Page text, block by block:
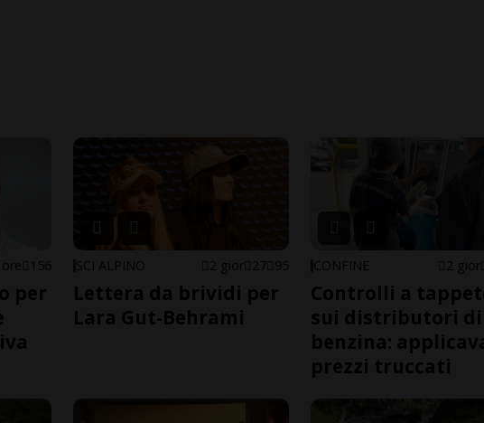
ore 156
per
SCI ALPINO 2 gior 27 95
Lettera da brividi per
Lara Gut-Behrami
CONFINE 2 gior
Controlli a
sui distributori di
benzina:
prezzi truccati